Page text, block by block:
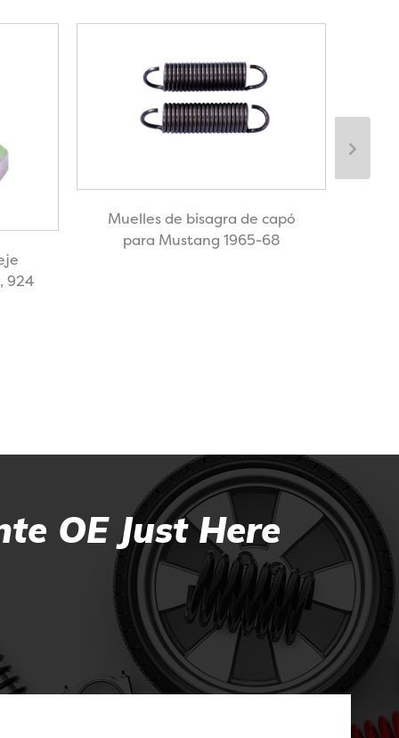
924
Muelles de bisagra de capó
para Mustang 1965-68
OE Just Here